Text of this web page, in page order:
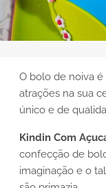
O bolo de noiva
atrações na sua
único e de
Kindin Com
confecção de
imaginação e o